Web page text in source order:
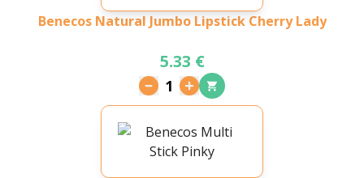
Benecos Natural Jumbo Lipstick Cherry Lady
5.33 €
1